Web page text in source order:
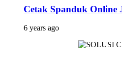
Cetak Spanduk Online
6 years ago